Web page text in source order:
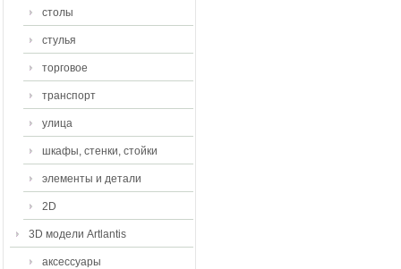
столы
стулья
торговое
транспорт
улица
шкафы, стенки, стойки
элементы и детали
2D
3D модели Artlantis
аксессуары